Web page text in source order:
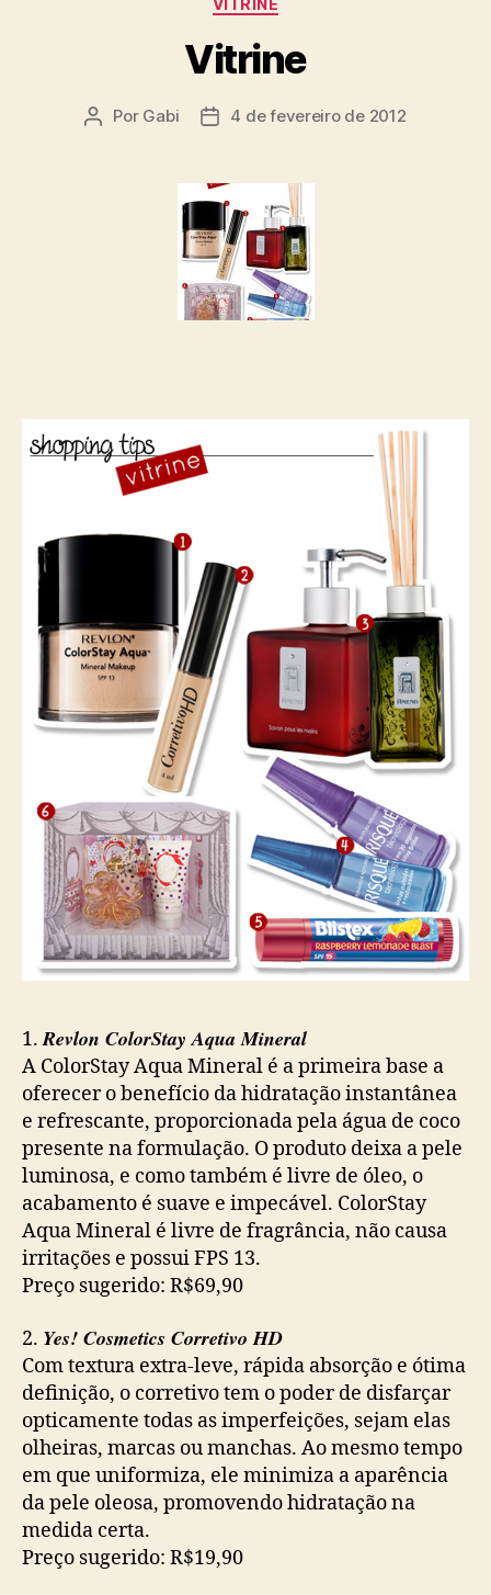
VITRINE
Vitrine
Autor
Por Gabi
Data4 de fevereiro de 2012
1.Revlon ColorStay Aqua Mineral
A ColorStay Aqua Mineral é a primeira base a
oferecer o benefício da hidratação instantânea
e refrescante, proporcionada pela água de coco
presente na formulação. O produto deixa a pele
luminosa, e como também é livre de óleo, o
acabamento é suave e impecável. ColorStay
Aqua Mineral é livre de fragrância, não causa
irritações e possui FPS 13.
Preço sugerido: R$69,90
2. Yes! Cosmetics Corretivo HD
Com textura extra-leve, rápida absorção e ótima
definição, o corretivo tem o poder de disfarçar
opticamente todas as imperfeições, sejam elas
olheiras, marcas ou manchas. Ao mesmo tempo
em que uniformiza, ele minimiza a aparência
da pele oleosa, promovendo hidratação na
medida certa.
Preço sugerido: R$19,90